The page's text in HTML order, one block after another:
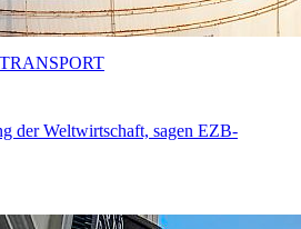
der Weltwirtschaft, sagen EZB-